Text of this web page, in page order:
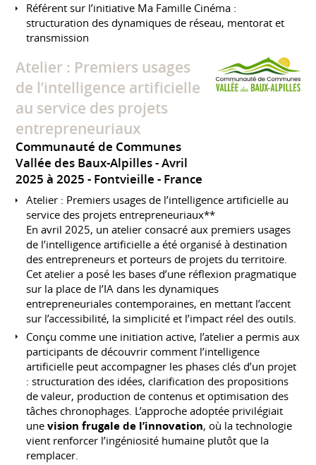
Référent sur l’initiative Ma Famille Cinéma :
structuration des dynamiques de réseau, mentorat et
transmission
Atelier : Premiers usages
de l’intelligence artificielle
au service des projets
entrepreneuriaux
Communauté de Communes
Vallée des Baux-Alpilles
Avril
2025 à 2025 Fontvieille France
Atelier : Premiers usages de l’intelligence artificielle au
service des projets entrepreneuriaux**
En avril 2025, un atelier consacré aux premiers usages
de l’intelligence artificielle a été organisé à destination
des entrepreneurs et porteurs de projets du territoire.
Cet atelier a posé les bases d’une réflexion pragmatique
sur la place de l’IA dans les dynamiques
entrepreneuriales contemporaines, en mettant l’accent
sur l’accessibilité, la simplicité et l’impact réel des outils.
Conçu comme une initiation active, l’atelier a permis aux
participants de découvrir comment l’intelligence
artificielle peut accompagner les phases clés d’un projet
: structuration des idées, clarification des propositions
de valeur, production de contenus et optimisation des
tâches chronophages. L’approche adoptée privilégiait
unevision frugale de l’innovation, où la technologie
vient renforcer l’ingéniosité humaine plutôt que la
remplacer.